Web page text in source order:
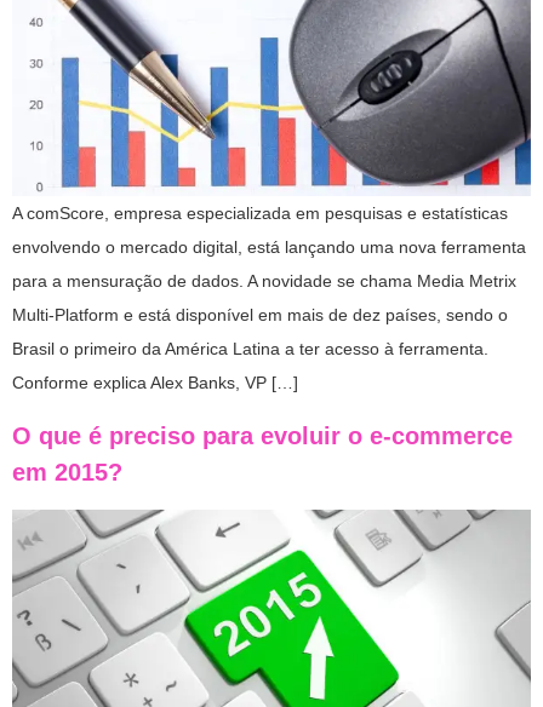
A comScore, empresa especializada em pesquisas e estatísticas
envolvendo o mercado digital, está lançando uma nova ferramenta
para a mensuração de dados. A novidade se chama Media Metrix
Multi-Platform e está disponível em mais de dez países, sendo o
Brasil o primeiro da América Latina a ter acesso à ferramenta.
Conforme explica Alex Banks, VP […]
O que é preciso para evoluir o e-commerce
em 2015?